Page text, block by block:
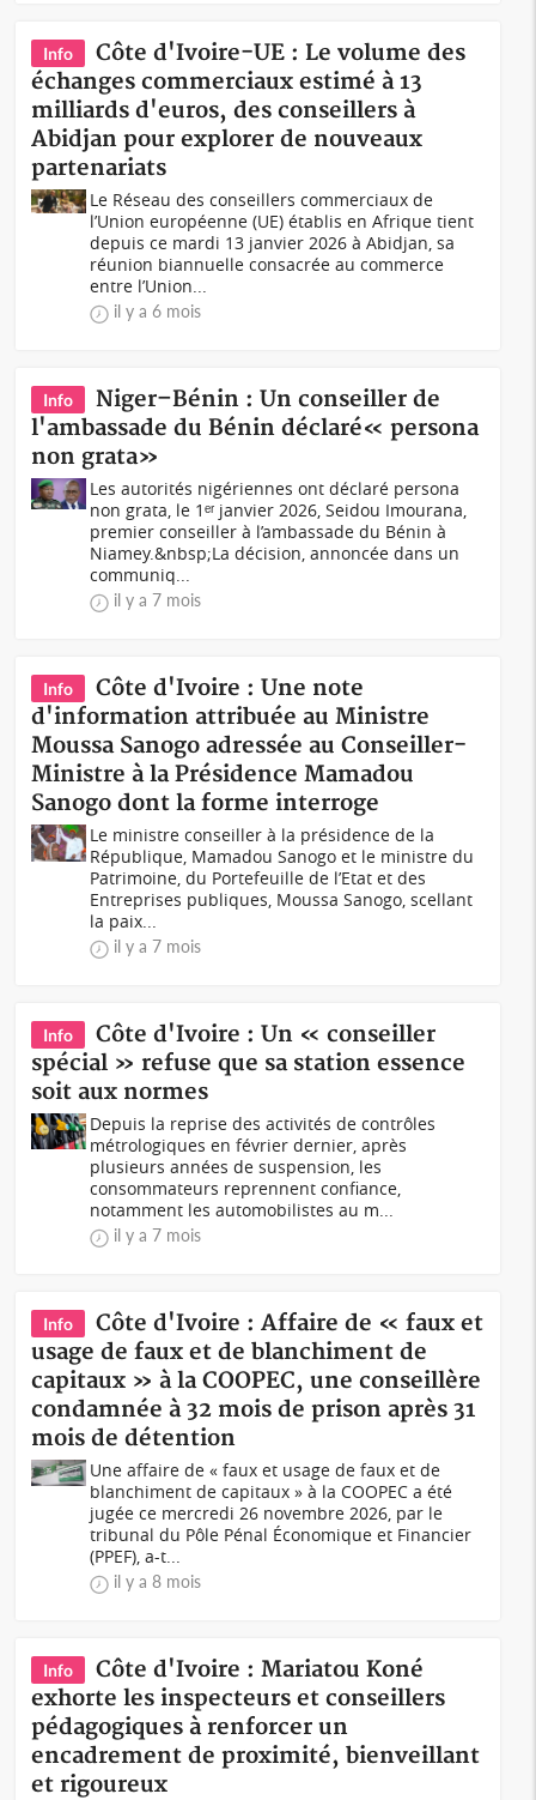
Info
Côte d'Ivoire-UE : Le volume des
échanges commerciaux estimé à 13
milliards d'euros, des conseillers à
Abidjan pour explorer de nouveaux
partenariats
Le Réseau des conseillers commerciaux de
l’Union européenne (UE) établis en Afrique tient
depuis ce mardi 13 janvier 2026 à Abidjan, sa
réunion biannuelle consacrée au commerce
entre l’Union...
il y a 6 mois
Info
Niger–Bénin : Un conseiller de
l'ambassade du Bénin déclaré« persona
non grata»
Les autorités nigériennes ont déclaré persona
non grata, le 1ᵉʳ janvier 2026, Seidou Imourana,
premier conseiller à l’ambassade du Bénin à
Niamey.&nbsp;La décision, annoncée dans un
communiq...
il y a 7 mois
Info
Côte d'Ivoire : Une note
d'information attribuée au Ministre
Moussa Sanogo adressée au Conseiller-
Ministre à la Présidence Mamadou
Sanogo dont la forme interroge
Le ministre conseiller à la présidence de la
République, Mamadou Sanogo et le ministre du
Patrimoine, du Portefeuille de l’Etat et des
Entreprises publiques, Moussa Sanogo, scellant
la paix...
il y a 7 mois
Info
Côte d'Ivoire : Un « conseiller
spécial » refuse que sa station essence
soit aux normes
Depuis la reprise des activités de contrôles
métrologiques en février dernier, après
plusieurs années de suspension, les
consommateurs reprennent confiance,
notamment les automobilistes au m...
il y a 7 mois
Info
Côte d'Ivoire : Affaire de « faux et
usage de faux et de blanchiment de
capitaux » à la COOPEC, une conseillère
condamnée à 32 mois de prison après 31
mois de détention
Une affaire de « faux et usage de faux et de
blanchiment de capitaux » à la COOPEC a été
jugée ce mercredi 26 novembre 2026, par le
tribunal du Pôle Pénal Économique et Financier
(PPEF), a-t...
il y a 8 mois
Info
Côte d'Ivoire : Mariatou Koné
exhorte les inspecteurs et conseillers
pédagogiques à renforcer un
encadrement de proximité, bienveillant
et rigoureux